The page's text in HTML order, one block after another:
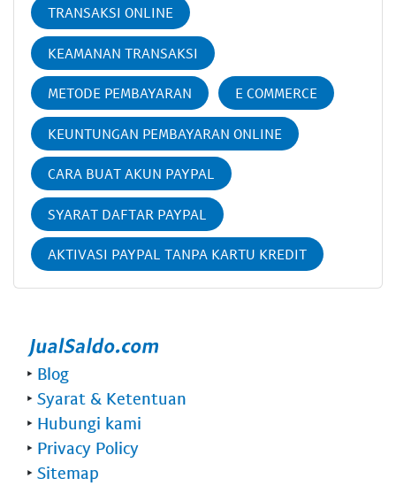
TRANSAKSI ONLINE
KEAMANAN TRANSAKSI
METODE PEMBAYARAN E COMMERCE
KEUNTUNGAN PEMBAYARAN ONLINE
CARA BUAT AKUN PAYPAL
SYARAT DAFTAR PAYPAL
AKTIVASI PAYPAL TANPA KARTU KREDIT
‣ Blog
‣ Syarat & Ketentuan
‣ Hubungi kami
‣ Privacy Policy
‣ Sitemap